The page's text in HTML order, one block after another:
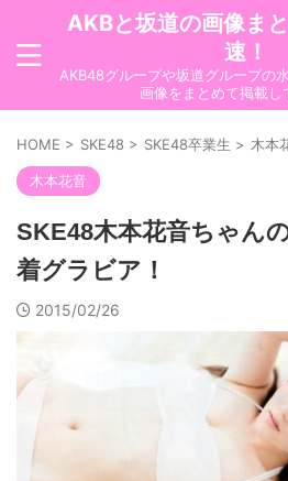
AKBと坂道の画像ま
速！
AKB48グループや坂道グループの
画像をまとめて掲載し
HOME > SKE48 > SKE48卒業生 > 木本
木本花音
SKE48木本花音ちゃん
着グラビア！
2015/02/26